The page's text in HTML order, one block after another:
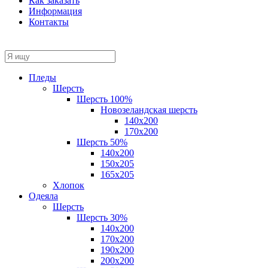
Информация
Контакты
Пледы
Шерсть
Шерсть 100%
Новозеландская шерсть
140х200
170x200
Шерсть 50%
140x200
150х205
165х205
Хлопок
Одеяла
Шерсть
Шерсть 30%
140х200
170х200
190х200
200х200